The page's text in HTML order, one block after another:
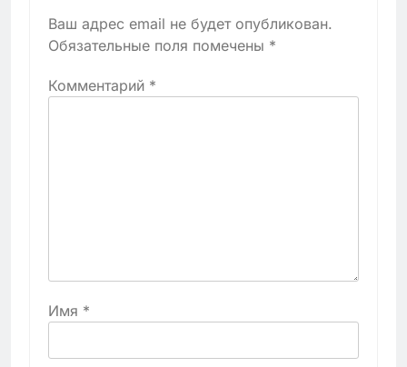
Ваш адрес email не будет опубликован.
Обязательные поля помечены *
Комментарий *
Имя *